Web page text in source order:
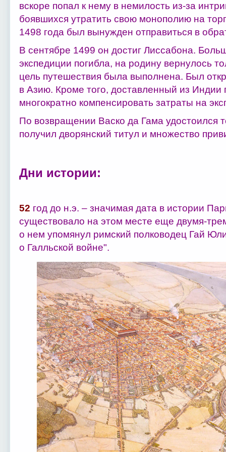
вскоре попал к нему в немилость из-за
боявшихся утратить свою монополию на
1498 года был вынужден отправиться в
В сентябре 1499 он достиг Лиссабона.
экспедиции погибла, на родину вернулось
цель путешествия была выполнена. Был
в Азию. Кроме того, доставленный из Индии
многократно компенсировать затраты на
По возвращении Васко да Гама удостоился
получил дворянский титул и множество
Дни истории:
52 год до н.э. – значимая дата в истории
существовало на этом месте еще двумя-
о нем упомянул римский полководец Гай
о Галльской войне".